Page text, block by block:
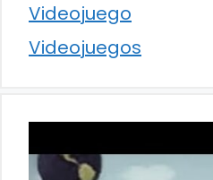
Videojuego
Videojuegos